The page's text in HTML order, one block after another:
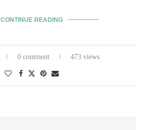
CONTINUE READING
0 comment 473 views